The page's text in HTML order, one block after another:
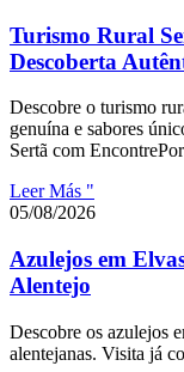
Turismo Rural
Descoberta
Descobre o turismo
genuína e sabores
Sertã com
Leer Más "
05/08/2026
Azulejos em
Alentejo
Descobre os azulejos
alentejanas. Visita já